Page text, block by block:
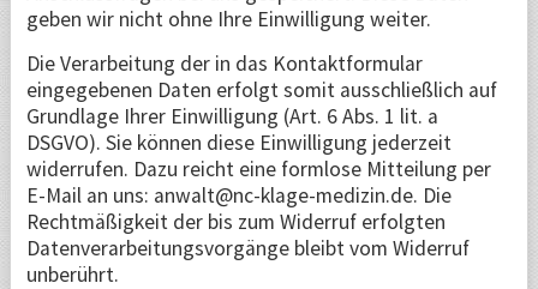
geben wir nicht ohne Ihre Einwilligung weiter.
Die Verarbeitung der in das Kontaktformular
eingegebenen Daten erfolgt somit ausschließlich auf
Grundlage Ihrer Einwilligung (Art. 6 Abs. 1 lit. a
DSGVO). Sie können diese Einwilligung jederzeit
widerrufen. Dazu reicht eine formlose Mitteilung per
E-Mail an uns: anwalt@nc-klage-medizin.de. Die
Rechtmäßigkeit der bis zum Widerruf erfolgten
Datenverarbeitungsvorgänge bleibt vom Widerruf
unberührt.